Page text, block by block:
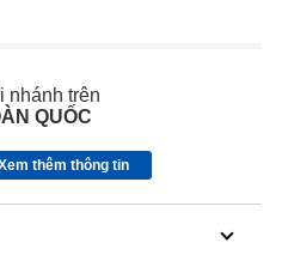
nhánh trên
QUỐC
thêm thông tin